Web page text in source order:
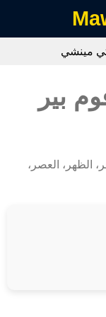
مينشي
بير
الظهر، العصر،